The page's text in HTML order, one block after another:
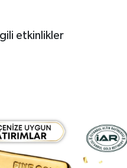
etkinlikler